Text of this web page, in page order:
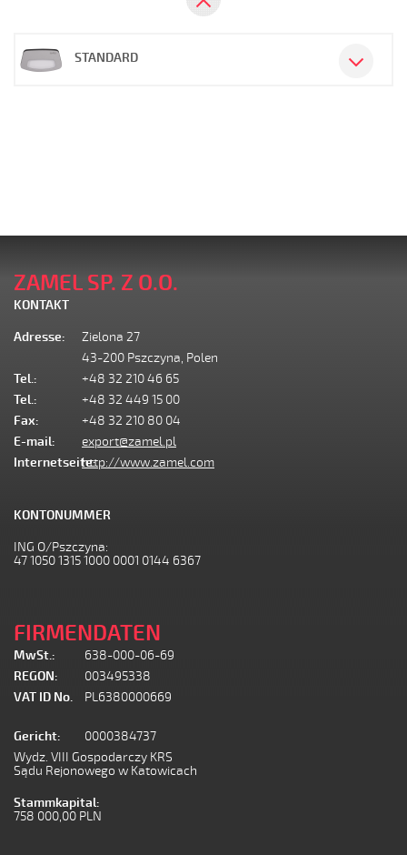
STANDARD
ZAMEL SP. Z O.O.
KONTAKT
Adresse:
Zielona 27
43-200 Pszczyna, Polen
Tel.:
+48 32 210 46 65
Tel.:
+48 32 449 15 00
Fax:
+48 32 210 80 04
E-mail:
export@zamel.pl
Internetseite:http://www.zamel.com
KONTONUMMER
ING O/Pszczyna:
47 1050 1315 1000 0001 0144 6367
FIRMENDATEN
MwSt.:
638-000-06-69
REGON:
003495338
VAT ID No.
PL6380000669
Gericht:
0000384737
Wydz. VIII Gospodarczy KRS
Sądu Rejonowego w Katowicach
Stammkapital:
758 000,00 PLN